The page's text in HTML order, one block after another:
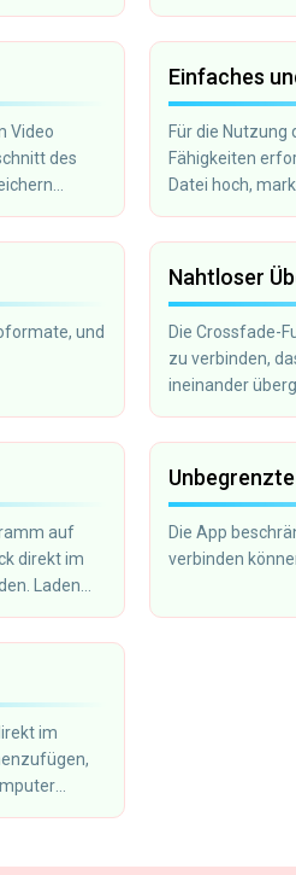
Video
des
Einfaches
Für die Nutzung
Fähigkeiten
Datei hoch,
und klicken Sie
und
Nahtloser
Die Crossfade-
zu verbinden,
ineinander
auf
direkt im
Laden
Die App
verbinden
im